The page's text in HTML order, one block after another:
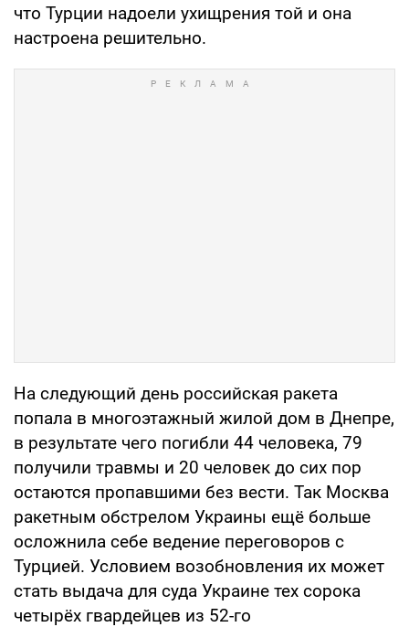
что Турции надоели ухищрения той и она
настроена решительно.
На следующий день российская ракета
попала в многоэтажный жилой дом в Днепре,
в результате чего погибли 44 человека, 79
получили травмы и 20 человек до сих пор
остаются пропавшими без вести. Так Москва
ракетным обстрелом Украины ещё больше
осложнила себе ведение переговоров с
Турцией. Условием возобновления их может
стать выдача для суда Украине тех сорока
четырёх гвардейцев из 52-го